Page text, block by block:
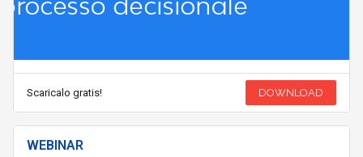
Scaricalo gratis! DOWNLOAD
WEBINAR